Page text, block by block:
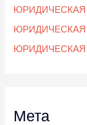
ЮРИДИЧЕСКАЯ
ЮРИДИЧЕСКАЯ
ЮРИДИЧЕСКАЯ
Мета